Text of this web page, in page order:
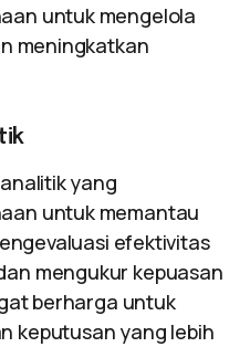
untuk mengelola
meningkatkan
yang
untuk memantau
efektivitas
mengukur kepuasan
berharga untuk
keputusan yang lebih